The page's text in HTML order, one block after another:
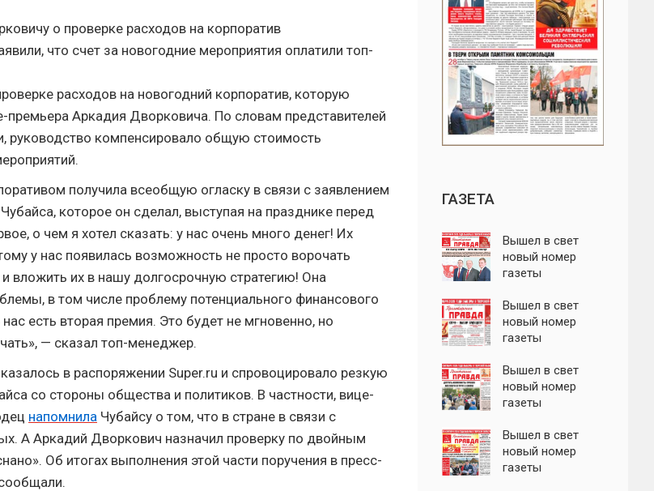
о проверке расходов на корпоратив
что счет за новогодние мероприятия оплатили топ-
расходов на новогодний корпоратив, которую
премьера Аркадия Дворковича. По словам представителей
руководство компенсировало общую стоимость
получила всеобщую огласку в связи с заявлением
которое он сделал, выступая на празднике перед
о чем я хотел сказать: у нас очень много денег! Их
у нас появилась возможность не просто ворочать
вложить их в нашу долгосрочную стратегию! Она
в том числе проблему потенциального финансового
есть вторая премия. Это будет не мгновенно, но
— сказал топ-менеджер.
в распоряжении Super.ru и спровоцировало резкую
со стороны общества и политиков. В частности, вице-
напомнила Чубайсу о том, что в стране в связи с
А Аркадий Дворкович назначил проверку по двойным
Об итогах выполнения этой части поручения в пресс-
ГАЗЕТА
Вышел в свет
новый номер
газеты
правда"
Вышел в свет
новый номер
газеты
правда"
Вышел в свет
новый номер
газеты
правда"
Вышел в свет
новый номер
газеты